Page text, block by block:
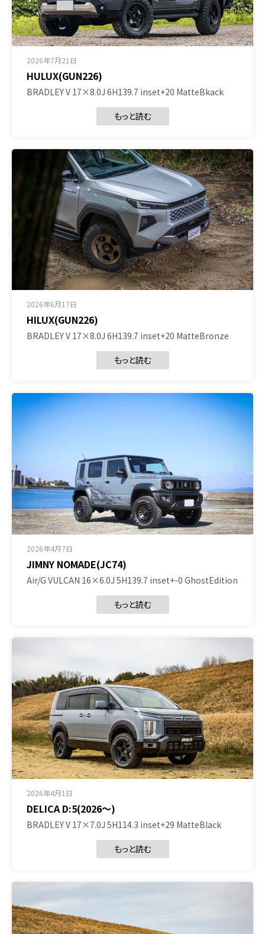
2026年7月21日
HULUX(GUN226)
BRADLEY V 17×8.0J 6H139.7 inset+20 MatteBkack
もっと読む
2026年6月17日
HILUX(GUN226)
BRADLEY V 17×8.0J 6H139.7 inset+20 MatteBronze
もっと読む
2026年4月7日
JIMNY NOMADE(JC74)
Air/G VULCAN 16×6.0J 5H139.7 inset+-0 GhostEdition
もっと読む
2026年4月1日
DELICA D:5(2026～)
BRADLEY V 17×7.0J 5H114.3 inset+29 MatteBlack
もっと読む